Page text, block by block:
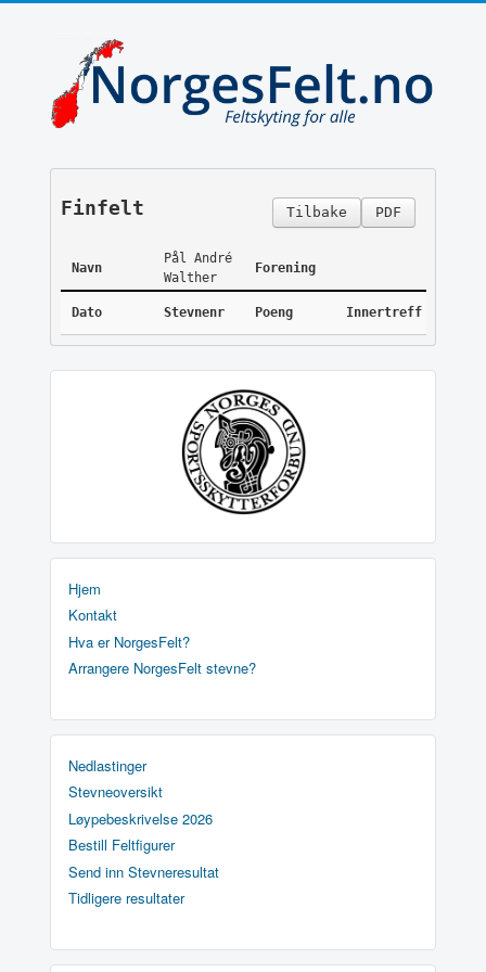
PDF
Tilbake
Finfelt
Navn
Pål André
Walther
Forening
Dato Stevnenr Poeng Innertreff
Hjem
Kontakt
Hva er NorgesFelt?
Arrangere NorgesFelt stevne?
Nedlastinger
Stevneoversikt
Løypebeskrivelse 2026
Bestill Feltfigurer
Send inn Stevneresultat
Tidligere resultater